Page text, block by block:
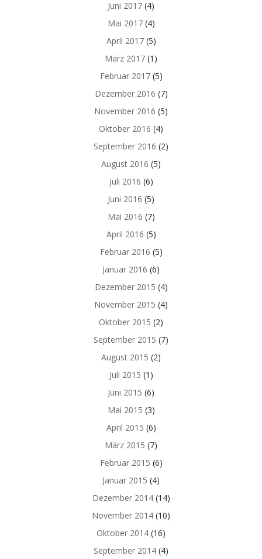
Juni 2017 (4)
Mai 2017(4)
April 2017(5)
März 2017 (1)
Februar 2017(5)
Dezember 2016 (7)
November 2016 (5)
Oktober 2016 (4)
September 2016 (2)
August 2016 (5)
Juli 2016 (6)
Juni 2016 (5)
Mai 2016 (7)
April 2016 (5)
Februar 2016 (5)
Januar 2016 (6)
Dezember 2015 (4)
November 2015 (4)
Oktober 2015 (2)
September 2015 (7)
August 2015 (2)
Juli 2015 (1)
Juni 2015 (6)
Mai 2015 (3)
April 2015 (6)
März 2015 (7)
Februar 2015 (6)
Januar 2015 (4)
Dezember 2014(14)
November 2014 (10)
Oktober 2014 (16)
September 2014 (4)